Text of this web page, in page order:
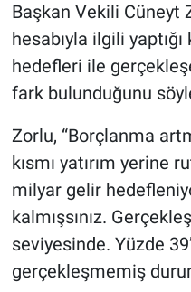
Başkan Vekili Cüneyt
hesabıyla ilgili
hedefleri ile
fark bulunduğunu
Zorlu, “Borçlanma
kısmı yatırım yerine
milyar gelir
kalmışsınız.
seviyesinde. Yüzde
gerçekleşmemiş